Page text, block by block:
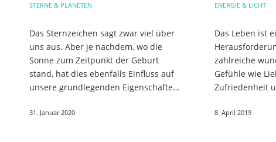
STERNE & PLANETEN
Das Sternzeichen sagt zwar viel über
uns aus. Aber je nachdem, wo die
Sonne zum Zeitpunkt der Geburt
stand, hat dies ebenfalls Einfluss auf
unsere grundlegenden Eigenschaften.
Lebenskraft und Selbstvertrauen.
31. Januar 2020
ENERGIE & LICHT
Das Leben ist
zahlreiche
Gefühle wie
Zufriedenheit
guter Job,
8. April 2019